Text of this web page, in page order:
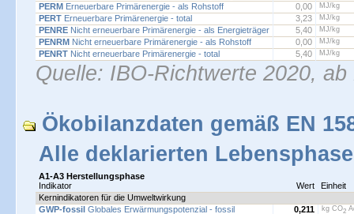
PERM Erneuerbare Primärenergie - als Rohstoff 0,00 MJ/kg
PERT Erneuerbare Primärenergie - total 3,23 MJ/kg
PENRE Nicht erneuerbare Primärenergie - als Energieträger 5,40 MJ/kg
PENRM Nicht erneuerbare Primärenergie - als Rohstoff 0,00 MJ/kg
PENRT Nicht erneuerbare Primärenergie - total 5,40 MJ/kg
Quelle: IBO-Richtwerte 2020, ab
Ökobilanzdaten gemäß EN
Alle deklarierten
A1-A3 Herstellungsphase
Indikator
Wert
Einheit
Kernindikatoren für die Umweltwirkung
GWP-fossil Globales Erwärmungspotenzial - fossil 0,211 kg CO2